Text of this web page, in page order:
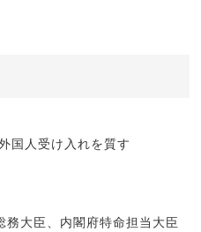
国人受け入れを質す
務大臣、内閣府特命担当大臣